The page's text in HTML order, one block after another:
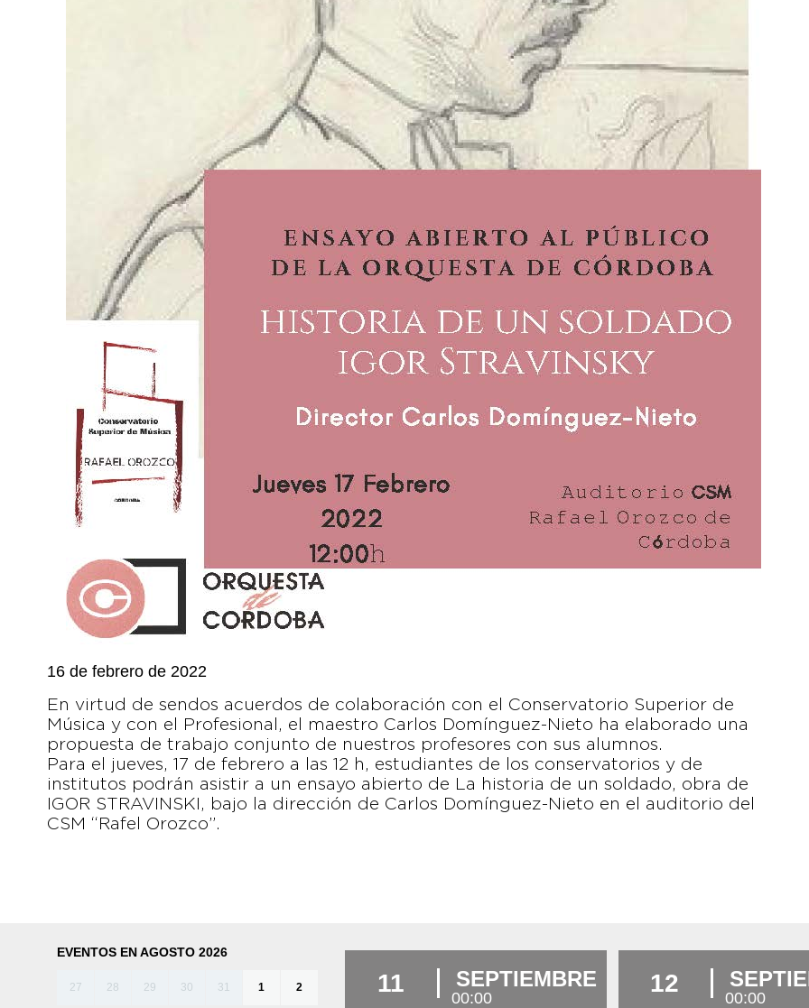
16 de febrero de 2022
En virtud de sendos acuerdos de colaboración con el Conservatorio Superior de
Música y con el Profesional, el maestro Carlos Domínguez-Nieto ha elaborado una
propuesta de trabajo conjunto de nuestros profesores con sus alumnos.
Para el jueves, 17 de febrero a las 12 h, estudiantes de los conservatorios y de
institutos podrán asistir a un ensayo abierto de La historia de un soldado, obra de
IGOR STRAVINSKI, bajo la dirección de Carlos Domínguez-Nieto en el auditorio del
CSM “Rafel Orozco”.
EVENTOS EN AGOSTO 2026
27 28 29 30 31 1 2 11 SEPTIEMBRE
00:00
12
00:00